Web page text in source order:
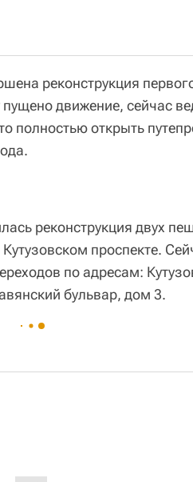
реконструкция
движение, сейчас
полностью открыть
реконструкция двух
проспекте.
по адресам:
бульвар, дом 3.